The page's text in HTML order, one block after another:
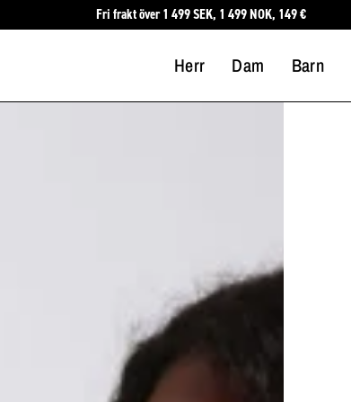
Fri frakt över 1 499 SEK, 1 499 NOK, 149 €
Herr Dam Barn